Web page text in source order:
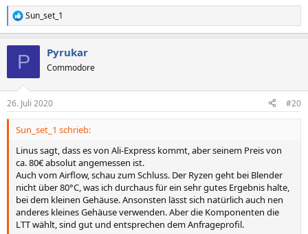
R
e
e
n
Sun_set_1
P Pyrukar
Commodore
26. Juli 2020 #20
Sun_set_1 schrieb:
Linus sagt, dass es von Ali-Express kommt, aber seinem Preis von
ca. 80€ absolut angemessen ist.
Auch vom Airflow, schau zum Schluss. Der Ryzen geht bei Blender
nicht über 80°C, was ich durchaus für ein sehr gutes Ergebnis halte,
bei dem kleinen Gehäuse. Ansonsten lässt sich natürlich auch nen
anderes kleines Gehäuse verwenden. Aber die Komponenten die
LTT wählt, sind gut und entsprechen dem Anfrageprofil.